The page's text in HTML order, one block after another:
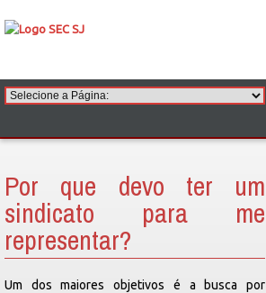
Por que devo ter um
sindicato para me
representar?
Um dos maiores objetivos é a busca por